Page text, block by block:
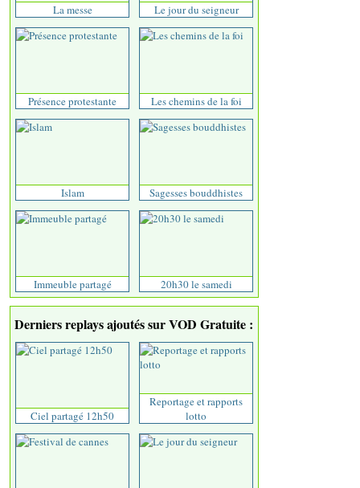
La messe Le jour du seigneur
Présence protestante Les chemins de la foi
Islam Sagesses bouddhistes
Immeuble partagé 20h30 le samedi
Derniers replays ajoutés sur VOD Gratuite :
Ciel partagé 12h50
Reportage et rapports
lotto